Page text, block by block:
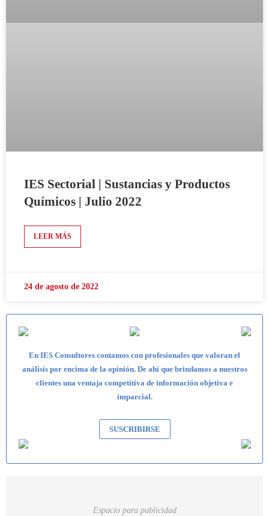
IES Sectorial | Sustancias y Productos
Químicos | Julio 2022
LEER MÁS
24 de agosto de 2022
En IES Consultores contamos con profesionales que valoran el
análisis por encima de la opinión. De ahí que brindamos a nuestros
clientes una ventaja competitiva de información objetiva e
imparcial.
SUSCRIBIRSE
Espacio para publicidad